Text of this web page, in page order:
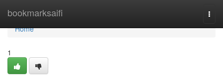
bookmarksaifi
Home
Home
1